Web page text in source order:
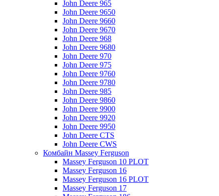
John Deere 965
John Deere 9650
John Deere 9660
John Deere 9670
John Deere 968
John Deere 9680
John Deere 970
John Deere 975
John Deere 9760
John Deere 9780
John Deere 985
John Deere 9860
John Deere 9900
John Deere 9920
John Deere 9950
John Deere CTS
John Deere CWS
Комбайн Massey Ferguson
Massey Ferguson 10 PLOT
Massey Ferguson 16
Massey Ferguson 16 PLOT
Massey Ferguson 17